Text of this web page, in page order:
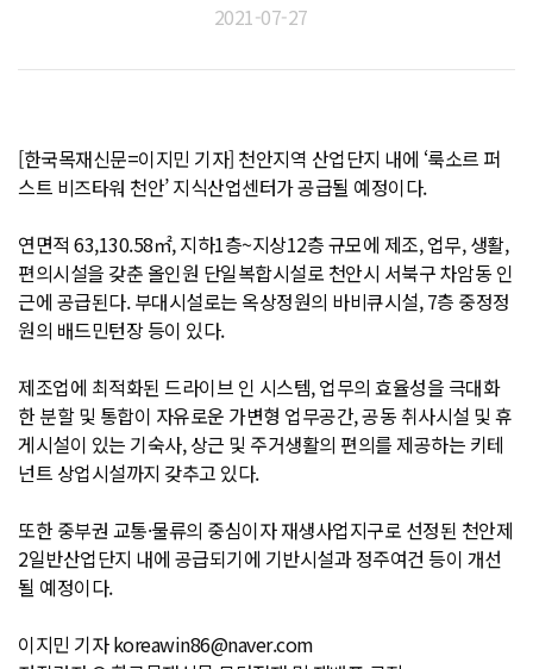
2021-07-27
[한국목재신문=이지민 기자] 천안지역 산업단지 내에 ‘룩소르 퍼
스트 비즈타워 천안’ 지식산업센터가 공급될 예정이다.
연면적 63,130.58㎡, 지하1층~지상12층 규모에 제조, 업무, 생활,
편의시설을 갖춘 올인원 단일복합시설로 천안시 서북구 차암동 인
근에 공급된다. 부대시설로는 옥상정원의 바비큐시설, 7층 중정정
원의 배드민턴장 등이 있다.
제조업에 최적화된 드라이브 인 시스템, 업무의 효율성을 극대화
한 분할 및 통합이 자유로운 가변형 업무공간, 공동 취사시설 및 휴
게시설이 있는 기숙사, 상근 및 주거생활의 편의를 제공하는 키테
넌트 상업시설까지 갖추고 있다.
또한 중부권 교통·물류의 중심이자 재생사업지구로 선정된 천안제
2일반산업단지 내에 공급되기에 기반시설과 정주여건 등이 개선
될 예정이다.
이지민 기자 koreawin86@naver.com